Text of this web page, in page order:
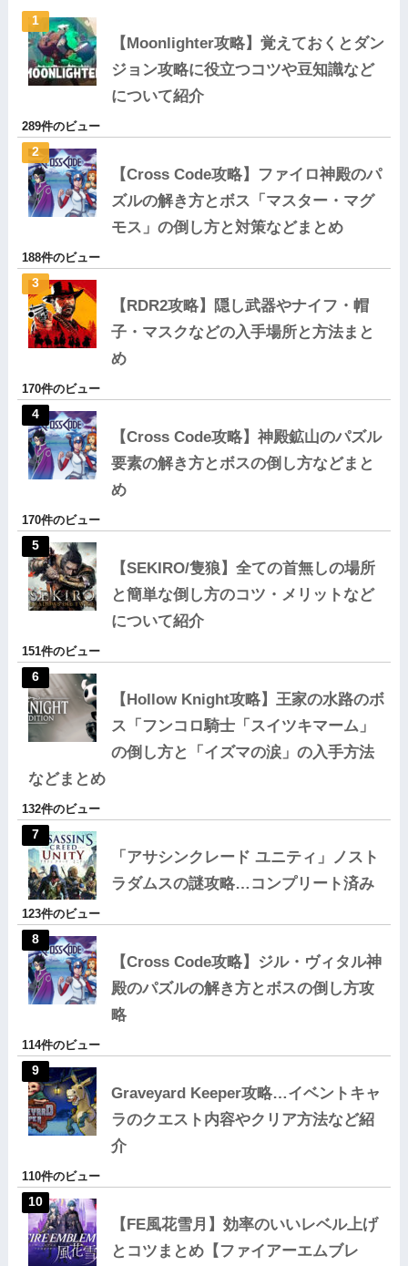
【Moonlighter攻略】覚えておくとダン
ジョン攻略に役立つコツや豆知識など
について紹介
289件のビュー
【Cross Code攻略】ファイロ神殿のパ
ズルの解き方とボス「マスター・マグ
モス」の倒し方と対策などまとめ
188件のビュー
【RDR2攻略】隠し武器やナイフ・帽
子・マスクなどの入手場所と方法まと
め
170件のビュー
【Cross Code攻略】神殿鉱山のパズル
要素の解き方とボスの倒し方などまと
め
170件のビュー
【SEKIRO/隻狼】全ての首無しの場所
と簡単な倒し方のコツ・メリットなど
について紹介
151件のビュー
【Hollow Knight攻略】王家の水路のボ
ス「フンコロ騎士「スイツキマーム」
の倒し方と「イズマの涙」の入手方法
などまとめ
132件のビュー
「アサシンクレード ユニティ」ノスト
ラダムスの謎攻略…コンプリート済み
123件のビュー
【Cross Code攻略】ジル・ヴィタル神
殿のパズルの解き方とボスの倒し方攻
略
114件のビュー
Graveyard Keeper攻略…イベントキャ
ラのクエスト内容やクリア方法など紹
介
110件のビュー
【FE風花雪月】効率のいいレベル上げ
とコツまとめ【ファイアーエムブレ